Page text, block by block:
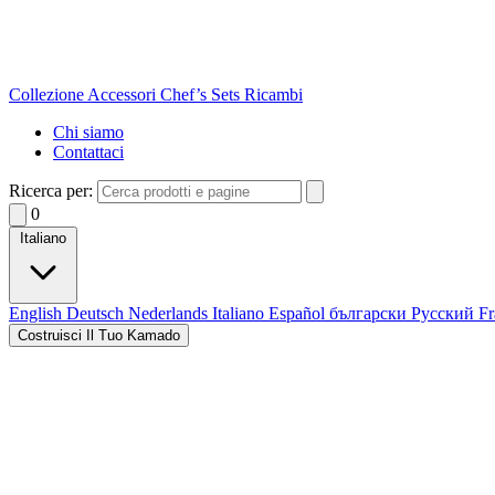
Collezione Accessori Chef’s Sets Ricambi
Chi siamo
Contattaci
Ricerca per:
0
Italiano
English Deutsch Nederlands Italiano Español български Русский
Costruisci Il Tuo Kamado